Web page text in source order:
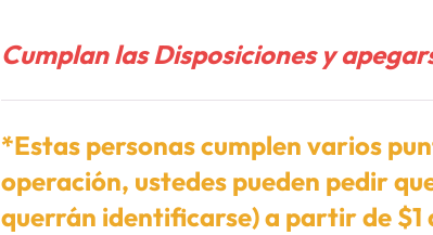
Cumplan las Disposiciones y
*Estas personas cumplen varios
operación, ustedes pueden pedir
querrán identificarse) a partir de